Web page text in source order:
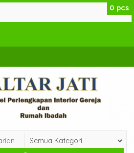
0 pcs